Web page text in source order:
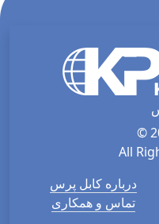
©
All
درباره کابل پرس
تماس و همکاری